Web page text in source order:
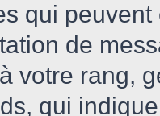
qui
de
votre rang,
qui